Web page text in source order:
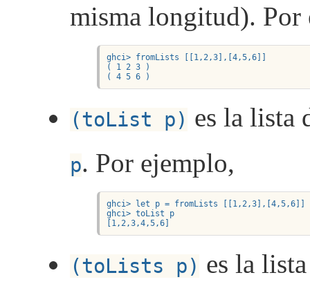
misma longitud). Por
ghci> fromLists [[1,2,3],[4,5,6]]
( 1 2 3 )
( 4 5 6 )
(toList p) es la lista
p. Por ejemplo,
ghci> let p = fromLists [[1,2,3],[4,5,6]]
ghci> toList p
[1,2,3,4,5,6]
(toLists p) es la